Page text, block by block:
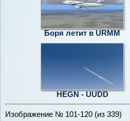
Боря летит в URMM
HEGN - UUDD
Изображение № 101-120 (из 339)